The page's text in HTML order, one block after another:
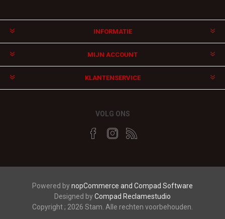
INFORMATIE
MIJN ACCOUNT
KLANTENSERVICE
VOLG ONS
Powered bynopCommerce and Compad Software
Designed byCompad Reclamestudio
Copyright ; 2026 Stam. Alle rechten voorbehouden.